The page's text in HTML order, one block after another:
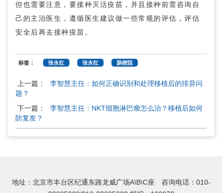
但也需要注意，要接种灭活疫苗，并且接种前需咨询自
己的主治医生，遵循医生建议做一些常规的评估，评估
安全后再去接种疫苗。
标签： 张永红 张永红 肠梗阻
上一篇：
李智慧主任：如何正确识别和处理移植后的排异问
题？
下一篇：
李智慧主任：NKT细胞淋巴瘤怎么治？移植后如何
防复发？
地址：北京市丰台区纪通东路龙威广场A\B\C座 咨询电话：010-